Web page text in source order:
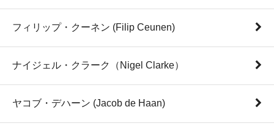
フィリップ・クーネン (Filip Ceunen)
ナイジェル・クラーク（Nigel Clarke）
ヤコブ・デハーン (Jacob de Haan)